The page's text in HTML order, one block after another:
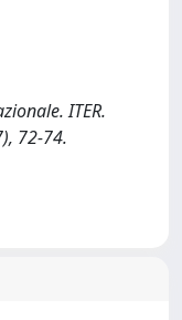
ITER.
72-74.